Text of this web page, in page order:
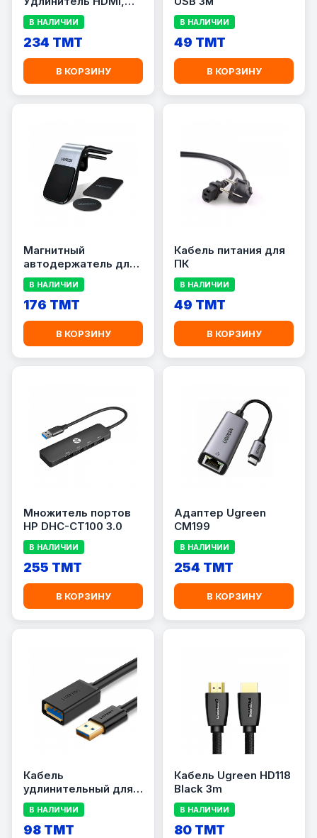
переходник по UTP,
Ethernet кабель
В НАЛИЧИИ
234 TMT
В КОРЗИНУ
В НАЛИЧИИ
49 TMT
В КОРЗИНУ
Магнитный
автодержатель для
телефона LP290
В НАЛИЧИИ
176 TMT
В КОРЗИНУ
Кабель питания для
ПК
В НАЛИЧИИ
49 TMT
В КОРЗИНУ
Множитель портов
HP DHC-CT100 3.0
В НАЛИЧИИ
255 TMT
В КОРЗИНУ
Адаптер Ugreen
CM199
В НАЛИЧИИ
254 TMT
В КОРЗИНУ
Кабель
удлинительный для
компьютера UGREEN
US129
В НАЛИЧИИ
98 TMT
Кабель Ugreen HD118
Black 3m
В НАЛИЧИИ
80 TMT